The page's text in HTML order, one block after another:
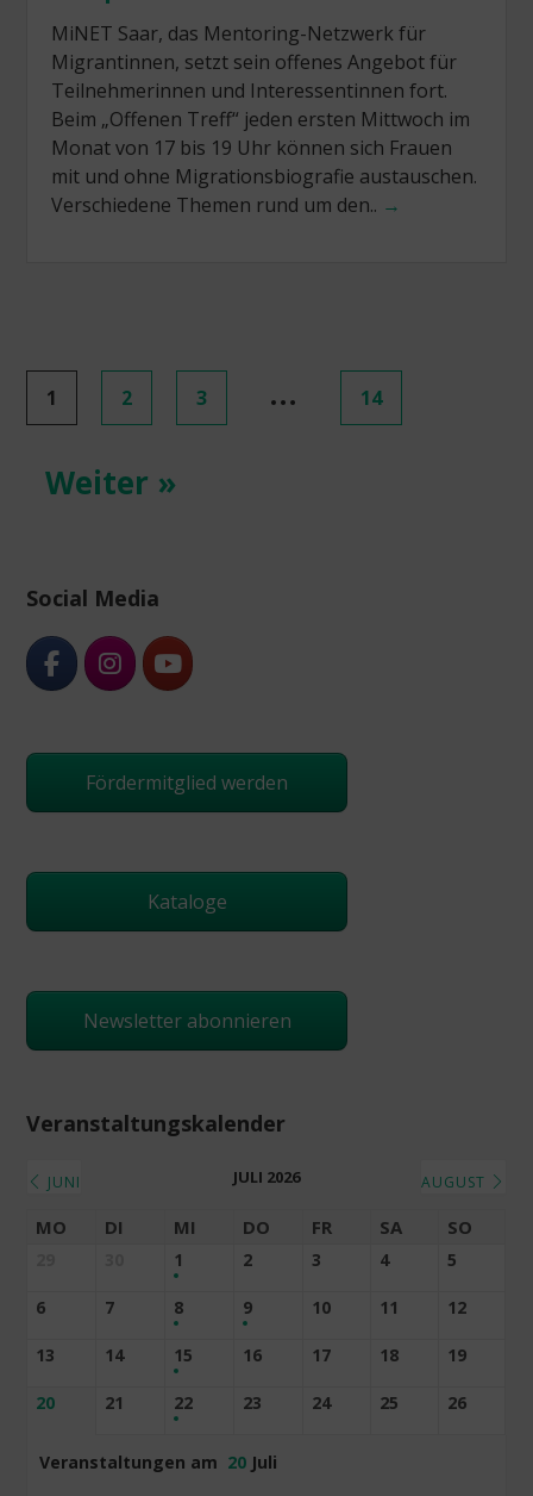
MiNET Saar, das Mentoring-Netzwerk für
Migrantinnen, setzt sein offenes Angebot für
Teilnehmerinnen und Interessentinnen fort.
Beim „Offenen Treff“ jeden ersten Mittwoch im
Monat von 17 bis 19 Uhr können sich Frauen
mit und ohne Migrationsbiografie austauschen.
Verschiedene Themen rund um den.. →
Posts
navigation
1 2 3 … 14
Weiter »
Social Media
Fördermitglied werden
Kataloge
Newsletter abonnieren
Veranstaltungskalender
JUNI JULI 2026 AUGUST
MO DI MI DO FR SA SO
1 2 3 4 5
6 7 8 9 10 11 12
13 14 15 16 17 18 19
20 21 22 23 24 25 26
Veranstaltungen am 20 Juli